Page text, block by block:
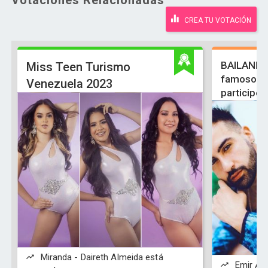
CREA TU VOTACIÓN
Miss Teen Turismo
Venezuela 2023
Miranda - Daireth Almeida está
famosos
participe?
Emir